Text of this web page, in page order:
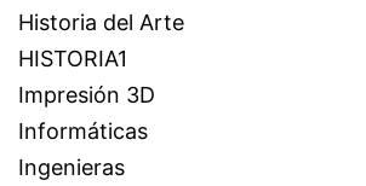
Historia del Arte
HISTORIA1
Impresión 3D
Informáticas
Ingenieras